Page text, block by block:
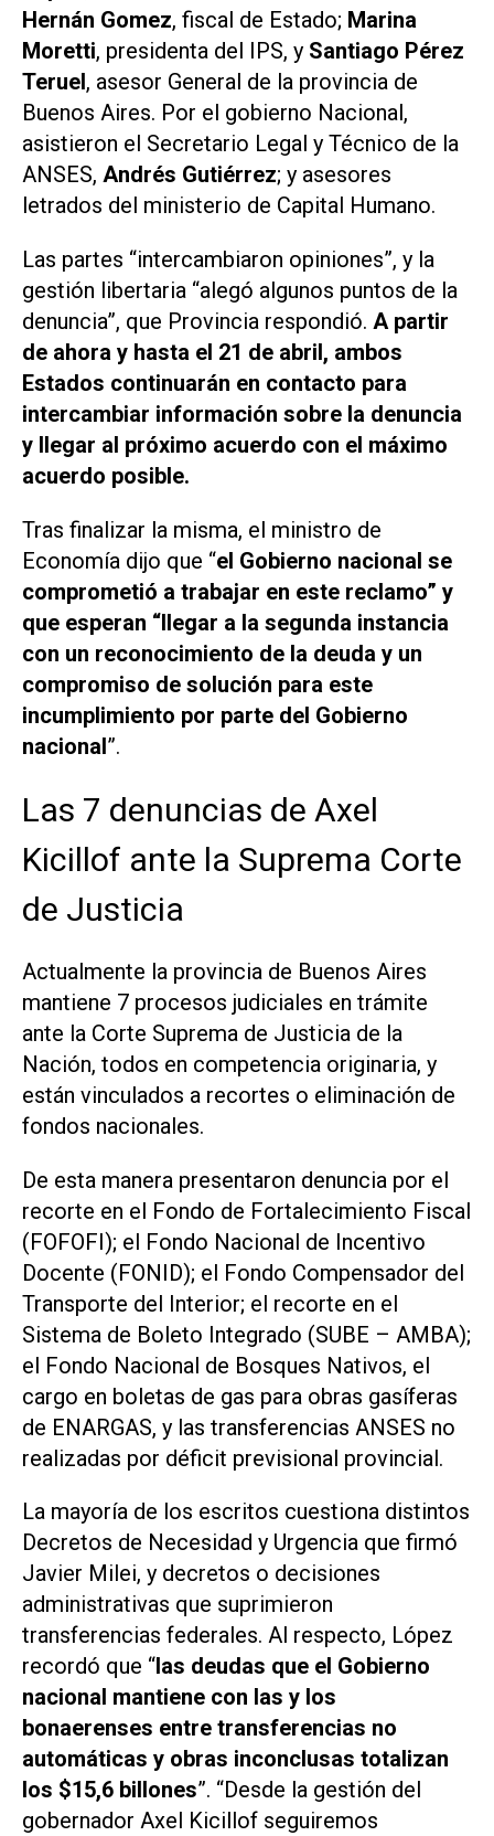
Hernán Gomez, fiscal de Estado; Marina
Moretti, presidenta del IPS, y Santiago Pérez
Teruel , asesor General de la provincia de
Buenos Aires. Por el gobierno Nacional,
asistieron el Secretario Legal y Técnico de la
ANSES, Andrés Gutiérrez; y asesores
letrados del ministerio de Capital Humano.
Las partes “intercambiaron opiniones”, y la
gestión libertaria “alegó algunos puntos de la
denuncia”, que Provincia respondió. A partir
de ahora y hasta el 21 de abril, ambos
Estados continuarán en contacto para
intercambiar información sobre la denuncia
y llegar al próximo acuerdo con el máximo
acuerdo posible.
Tras finalizar la misma, el ministro de
Economía dijo que “el Gobierno nacional se
comprometió a trabajar en este reclamo” y
que esperan “llegar a la segunda instancia
con un reconocimiento de la deuda y un
compromiso de solución para este
incumplimiento por parte del Gobierno
nacional”.
Las 7 denuncias de Axel
Kicillof ante la Suprema Corte
de Justicia
Actualmente la provincia de Buenos Aires
mantiene 7 procesos judiciales en trámite
ante la Corte Suprema de Justicia de la
Nación, todos en competencia originaria, y
están vinculados a recortes o eliminación de
fondos nacionales.
De esta manera presentaron denuncia por el
recorte en el Fondo de Fortalecimiento Fiscal
(FOFOFI); el Fondo Nacional de Incentivo
Docente (FONID); el Fondo Compensador del
Transporte del Interior; el recorte en el
Sistema de Boleto Integrado (SUBE – AMBA);
el Fondo Nacional de Bosques Nativos, el
cargo en boletas de gas para obras gasíferas
de ENARGAS, y las transferencias ANSES no
realizadas por déficit previsional provincial.
La mayoría de los escritos cuestiona distintos
Decretos de Necesidad y Urgencia que firmó
Javier Milei, y decretos o decisiones
administrativas que suprimieron
transferencias federales. Al respecto, López
recordó que “ las deudas que el Gobierno
nacional mantiene con las y los
bonaerenses entre transferencias no
automáticas y obras inconclusas totalizan
los $15,6 billones”. “Desde la gestión del
gobernador Axel Kicillof seguiremos